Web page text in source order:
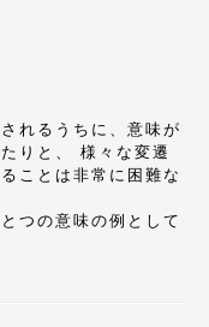
れるうちに、意味が
りと、 様々な変遷
ことは非常に困難な
つの意味の例として